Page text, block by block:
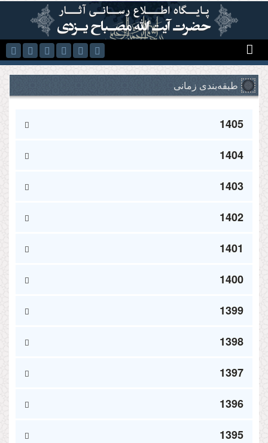
رفتن به محتوای اصلی
طبقه‌بندی زمانی
1405
1404
1403
1402
1401
1400
1399
1398
1397
1396
1395